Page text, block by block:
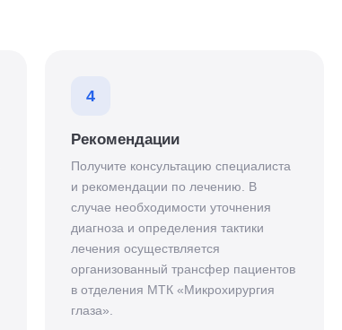
4
Рекомендации
Получите консультацию специалиста
и рекомендации по лечению. В
случае необходимости уточнения
диагноза и определения тактики
лечения осуществляется
организованный трансфер пациентов
в отделения МТК «Микрохирургия
глаза».